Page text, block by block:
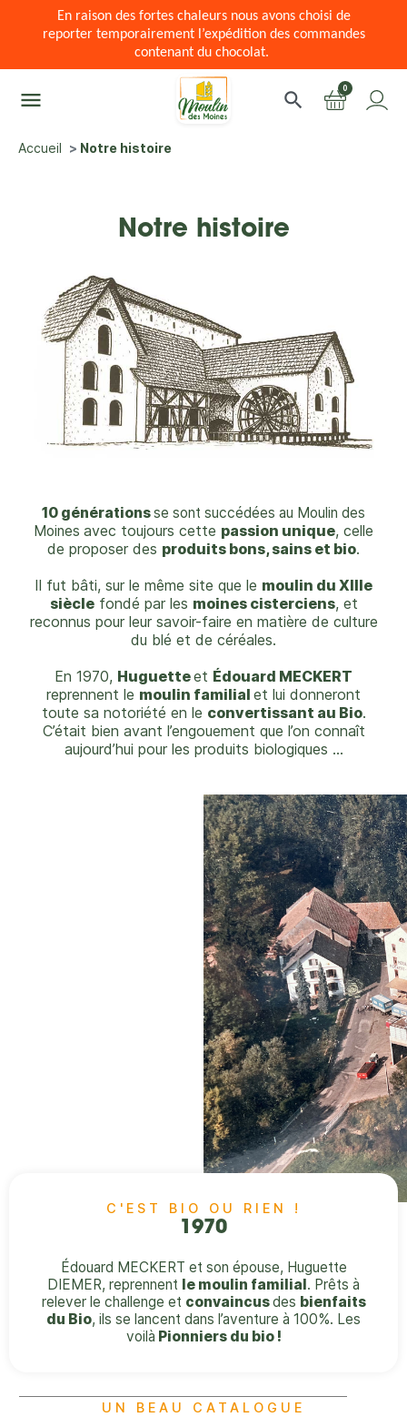
En raison des fortes chaleurs nous avons choisi de
reporter temporairement l’expédition des commandes
contenant du chocolat.
menu search 0
Accueil Notre histoire
Notre histoire
10 générationsse sont succédées au Moulin des
Moines avec toujours cette passion unique, celle
de proposer des produits bons, sains et bio.
Il fut bâti, sur le même site que le moulin du XIIIe
sièclefondé par les moines cisterciens, et
reconnus pour leur savoir-faire en matière de culture
du blé et de céréales.
En 1970, Huguetteet Édouard MECKERT
reprennent le moulin familial et lui donneront
toute sa notoriété en le convertissant au Bio.
C’était bien avant l’engouement que l’on connaît
aujourd’hui pour les produits biologiques ...
C'EST BIO OU RIEN !
1970
Édouard MECKERT et son épouse, Huguette
DIEMER, reprennent le moulin familial. Prêts à
relever le challenge et convaincusdes bienfaits
du Bio, ils se lancent dans l’aventure à 100%. Les
voilà Pionniers du bio !
UN BEAU CATALOGUE